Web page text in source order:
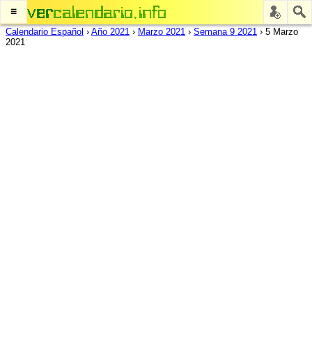
≡
Calendario Español › Año 2021 › Marzo 2021 › Semana 9 2021 › 5 Marzo
2021